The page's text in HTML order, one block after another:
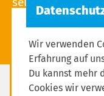
Wir verwenden
Erfahrung auf
Du kannst mehr
Cookies wir